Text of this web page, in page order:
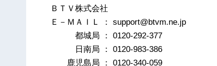
ＢＴＶ株式会社
Ｅ－ＭＡＩＬ ： support@btvm.ne.jp
都城局 ： 0120-292-377
日南局 ： 0120-983-386
鹿児島局 ： 0120-340-059